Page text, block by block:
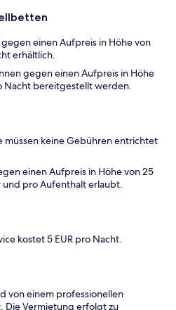
einen Aufpreis in Höhe von
erhältlich.
gegen einen Aufpreis in Höhe
Nacht bereitgestellt werden.
müssen keine Gebühren entrichtet
einen Aufpreis in Höhe von 25
und pro Aufenthalt erlaubt.
kostet 5 EUR pro Nacht.
von einem professionellen
Die Vermietung erfolgt zu